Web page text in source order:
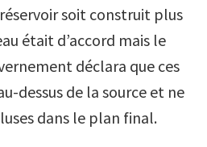
soit construit plus
était d’accord mais le
déclara que ces
dessus de la source et ne
dans le plan final.